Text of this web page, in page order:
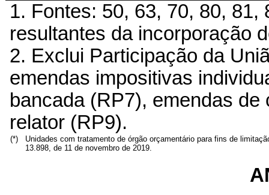
1. Fontes: 50, 63, 70, 80,
resultantes da incorporação
2. Exclui Participação da
emendas impositivas
bancada (RP7), emendas
relator (RP9).
(*)
Unidades com tratamento de órgão orçamentário para fins de
13.898, de 11 de novembro de 2019.